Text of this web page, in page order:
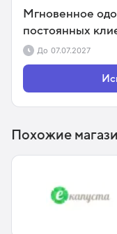
Мгновенное
постоянных
До 07.07.2027
Похожие